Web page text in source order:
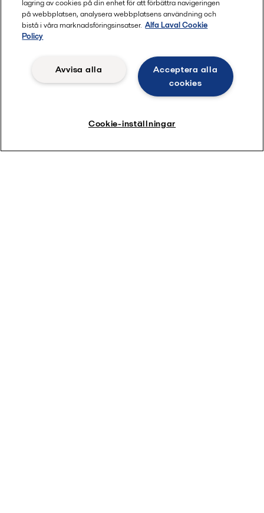
lagring av cookies på din enhet för att förbättra navigeringen
på webbplatsen, analysera webbplatsens användning och
bistå i våra marknadsföringsinsatser. Alfa Laval Cookie
Policy
Acceptera alla
cookies
Avvisa alla
Cookie-inställningar